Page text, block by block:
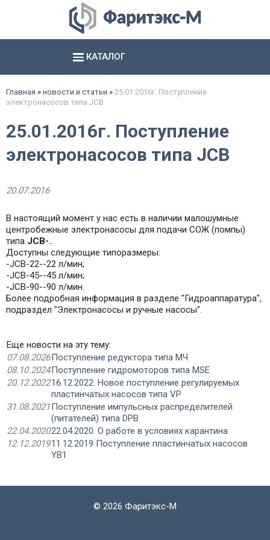
КАТАЛОГ
Главная » новости и статьи » 25.01.2016г. Поступление
электронасосов типа JCB
25.01.2016г. Поступление
электронасосов типа JCB
20.07.2016
В настоящий момент у нас есть в наличии малошумные
центробежные электронасосы для подачи СОЖ (помпы)
типа JCB-..
Доступны следующие типоразмеры:
-JCB-22--22 л/мин;
-JCB-45--45 л/мин;
-JCB-90--90 л/мин.
Более подробная информация в разделе "Гидроаппаратура",
подраздел "Электронасосы и ручные насосы".
Еще новости на эту тему:
07.08.2026Поступление редуктора типа МЧ
08.10.2024Поступление гидромоторов типа MSE
20.12.202216.12.2022. Новое поступление регулируемых
пластинчатых насосов типа VP
31.08.2021Поступление импульсных распределителей
(питателей) типа DPB
22.04.202022.04.2020. О работе в условиях карантина
12.12.201911.12.2019 Поступление пластинчатых насосов
YB1
© 2026 Фаритэкс-М